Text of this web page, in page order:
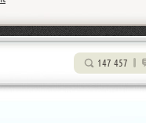
147 457